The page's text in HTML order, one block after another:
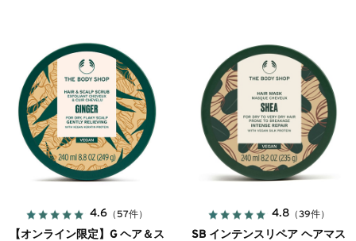
4.6 （57件）
【オンライン限定】G ヘア＆ス
4.8（39件）
SB インテンスリペア ヘアマス